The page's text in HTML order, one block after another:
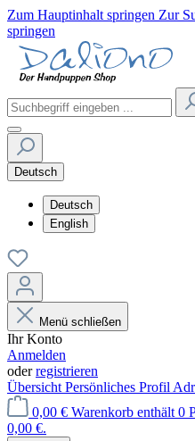
Zum Hauptinhalt springen Zur
springen
Deutsch
Deutsch
English
Menü schließen
Ihr Konto
Anmelden
oderregistrieren
Übersicht Persönliches Profil
0,00 € Warenkorb enthält 0
0,00 €.